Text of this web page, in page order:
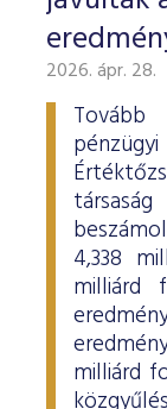
2026. ápr. 28.
4,338
milliárd